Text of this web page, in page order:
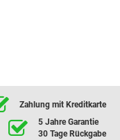
Zahlung mit Kreditkarte
5 Jahre Garantie
30 Tage Rückgabe